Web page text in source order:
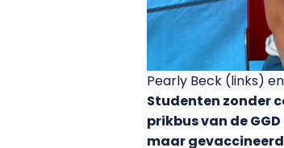
Pearly Beck (links)
Studenten zonder
prikbus van de
maar